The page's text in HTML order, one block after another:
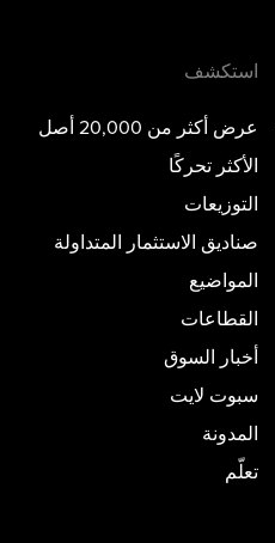
استكشف
عرض أكثر من 20,000 أصل
الأكثر تحركًا
التوزيعات
صناديق الاستثمار المتداولة
المواضيع
القطاعات
أخبار السوق
سبوت لايت
المدونة
تعلّم